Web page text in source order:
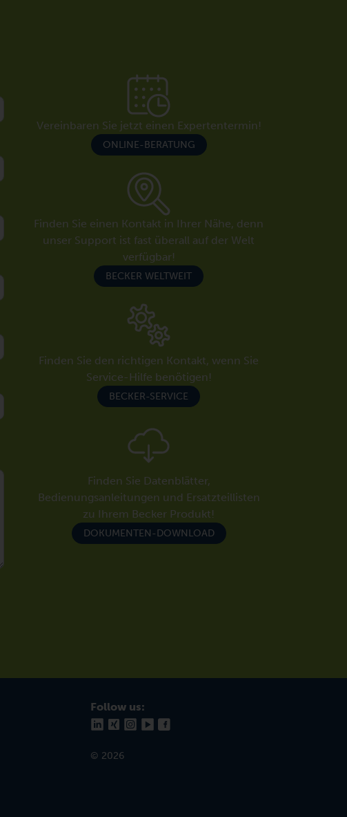
Vereinbaren Sie jetzt einen Expertentermin!
ONLINE-BERATUNG
Finden Sie einen Kontakt in Ihrer Nähe, denn
unser Support ist fast überall auf der Welt
verfügbar!
BECKER WELTWEIT
Finden Sie den richtigen Kontakt, wenn Sie
Service-Hilfe benötigen!
BECKER-SERVICE
Finden Sie Datenblätter,
Bedienungsanleitungen und Ersatzteillisten
zu Ihrem Becker Produkt!
DOKUMENTEN-DOWNLOAD
Follow us:
© 2026